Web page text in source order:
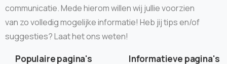
communicatie. Mede hierom willen wij jullie voorzien
van zo volledig mogelijke informatie! Heb jij tips en/of
suggesties? Laat het ons weten!
Populaire pagina's Informatieve pagina's